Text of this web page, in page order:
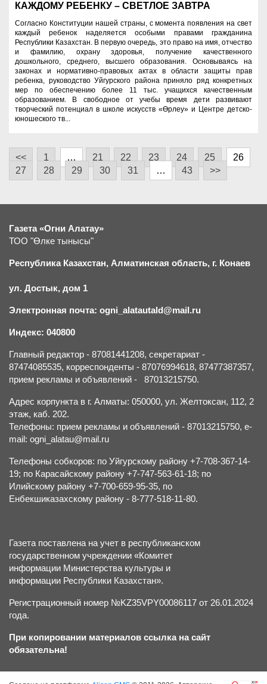
КАЖДОМУ РЕБЕНКУ – СВЕТЛОЕ ЗАВТРА
Согласно Конституции нашей страны, с момента появления на свет
каждый ребенок наделяется особыми правами гражданина
Республики Казахстан. В первую очередь, это право на имя, отчество
и фамилию, охрану здоровья, получение качественного
дошкольного, среднего, высшего образования. Основываясь на
законах и нормативно-правовых актах в области защиты прав
ребенка, руководство Уйгурского района приняло ряд конкретных
мер по обеспечению более 11 тыс. учащихся качественным
образованием. В свободное от учебы время дети развивают
творческий потенциал в школе искусств «Өрлеу» и Центре детско-
юношеского тв...
<< 1 … 21 22 23 24 25
26
27
28 29 30 31 … 43 >>
Газета «Огни Алатау»
ТОО "Өлке тынысы"
Республика Казахстан, Алматинская область, г. Конаев
ул. Достык, дом 1
Электронная почта: ogni_alatautald@mail.ru
Индекс: 040800
Главный редактор - 87081441208, секретариат -
87474085535, корреспонденты - 87076994618, 87477387357,
прием рекламы и объявлений - 87013215750.
Адрес корпункта в г. Алматы: 050000, ул. Желтоксан, 112, 2
этаж, каб. 202.
Телефоны: прием рекламы и объявлений - 87013215750, e-
mail: ogni_alatau@mail.ru
Телефоны собкоров: по Уйгурскому району +7-708-367-14-
19; по Карасайскому району +7-747-563-61-18; по
Илийскому району +7-700-659-95-35, по
Енбекшиказахскому району - 8-777-518-11-80.
Газета поставлена на учет в республиканском
государственном учреждении «Комитет
информации Министерства культуры и
информации Республики Казахстан».
Регистрационный номер №KZ35VPY00086117 от 26.01.2024
года.
При копировании материалов ссылка на сайт
обязательна!